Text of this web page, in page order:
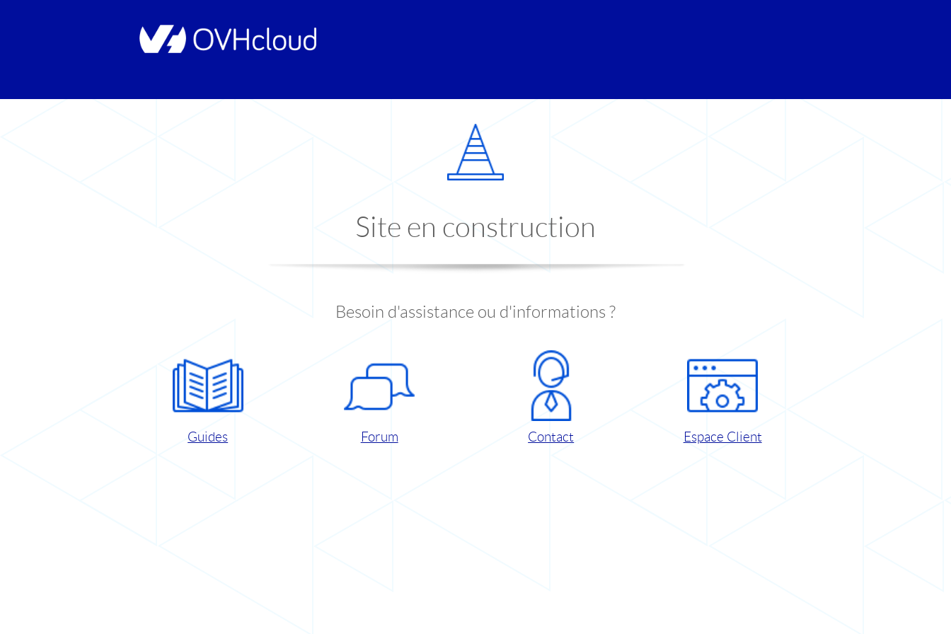
Site en construction
Besoin d'assistance ou d'informations ?
Guides Forum Contact Espace Client